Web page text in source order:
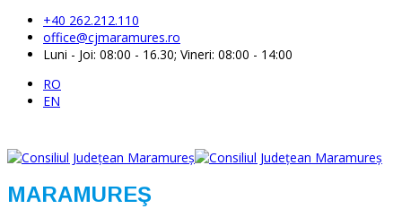
+40 262.212.110
office@cjmaramures.ro
Luni - Joi: 08:00 - 16.30; Vineri: 08:00 - 14:00
RO
EN
MARAMUREŞ